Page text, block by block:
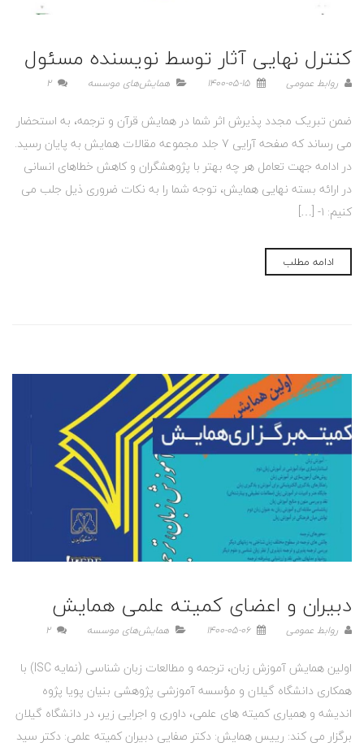
کنترل نهایی آثار توسط نویسنده مسئول
روابط عمومی همایش‌های موسسه 2
ضمن تبریک مجدد پذیرش اثر شما در همایش قرآن و ترجمه، به استحضار
می رساند که صفحه آرایی 7 جلد مجموعه مقالات همایش به پایان رسید.
در ادامه جهت تعامل هر چه بهتر با پژوهشگران و کاهش خطاهای انسانی
در ارائه بسته نهایی همایش، توجه شما را به نکات ضروری ذیل جلب می
کنیم: ۱- […]
ادامه مطلب
دبیران و اعضای کمیته‌ علمی همایش
روابط عمومی 1400-05-06 همایش‌های موسسه 2
اولین همایش آموزش زبان، ترجمه و مطالعات زبان شناسی (نمایه ISC) با
همکاری دانشگاه گیلان و مؤسسه آموزشی پژوهشی بنیان پویا پژوه
اندیشه و همیاری کمیته های علمی، داوری و اجرایی زیر، در دانشگاه گیلان
برگزار می کند: رییس همایش: دکتر صفایی دبیران کمیته علمی: دکتر سید